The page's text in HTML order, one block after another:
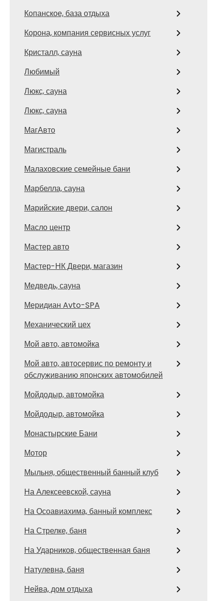
Копанское, база отдыха
Корона, компания сервисных услуг
Кристалл, сауна
Любимый
Люкс, сауна
Люкс, сауна
МагАвто
Магистраль
Малаховские семейные бани
Марбелла, сауна
Марийские двери, салон
Масло центр
Мастер авто
Мастер-НК Двери, магазин
Медведь, сауна
Меридиан Avto-SPA
Механический цех
Мой авто, автомойка
Мой авто, автосервис по ремонту и
обслуживанию японских автомобилей
Мойдодыр, автомойка
Мойдодыр, автомойка
Монастырские Бани
Мотор
Мыльня, общественный банный клуб
На Алексеевской, сауна
На Осоавиахима, банный комплекс
На Стрелке, баня
На Ударников, общественная баня
Натулевна, баня
Нейва, дом отдыха